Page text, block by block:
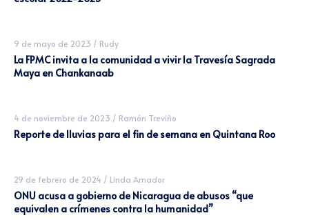
9 de mayo de 2023 / Rudy
La FPMC invita a la comunidad a vivir la Travesía Sagrada
Maya en Chankanaab
4 de noviembre de 2023 / Ramón Treviño
Reporte de lluvias para el fin de semana en Quintana Roo
29 de febrero de 2024 / Linda Amador
ONU acusa a gobierno de Nicaragua de abusos “que
equivalen a crímenes contra la humanidad”